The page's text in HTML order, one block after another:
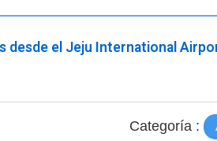
desde el Jeju International
Categoría :